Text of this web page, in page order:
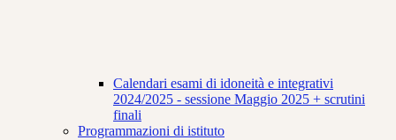
Calendari esami di idoneità e integrativi
2024/2025 - sessione Maggio 2025 + scrutini
finali
Programmazioni di istituto